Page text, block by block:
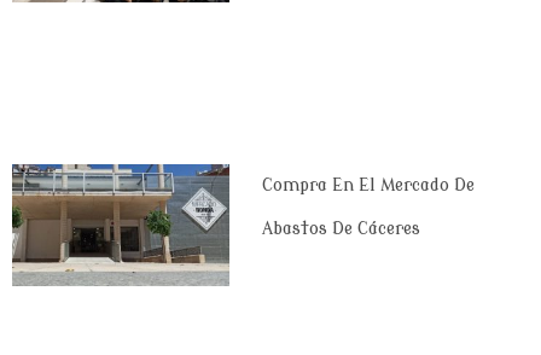
Compra En El Mercado De
Abastos De Cáceres